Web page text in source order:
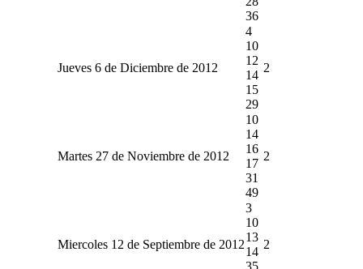
36
Jueves 6 de Diciembre de 2012
4
10
12
14
15
29
2
Martes 27 de Noviembre de 2012
10
14
16
17
31
49
2
Miercoles 12 de Septiembre de 2012
3
10
13
14
35
2